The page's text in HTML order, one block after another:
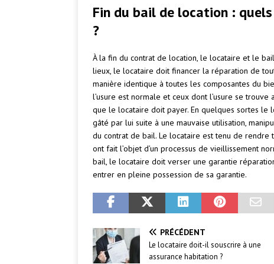
Fin du bail de location :
?
À la fin du contrat de location, le locataire et le
lieux, le locataire doit financer la réparation de
manière identique à toutes les composantes du
l’usure est normale et ceux dont l’usure se
que le locataire doit payer. En quelques sortes le
gâté par lui suite à une mauvaise utilisation,
du contrat de bail. Le locataire est tenu de
ont fait l’objet d’un processus de vieillissement
bail, le locataire doit verser une garantie
entrer en pleine possession de sa garantie.
PRÉCÉDENT
Le locataire doit-il souscrire à une
assurance habitation ?